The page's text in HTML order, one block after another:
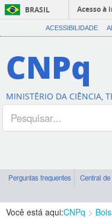
BRASIL
Acesso à
ACESSIBILIDADE
CNPq
MINISTÉRIO DA CIÊNCIA,
Perguntas frequentes Central
Você está aqui:CNPq